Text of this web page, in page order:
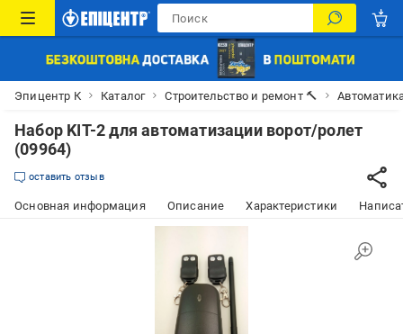
Эпицентр К Каталог Строительство и ремонт 🔨
Набор KIT-2 для автоматизации ворот/ролет
(09964)
оставить отзыв
Основная информация Описание Характеристики